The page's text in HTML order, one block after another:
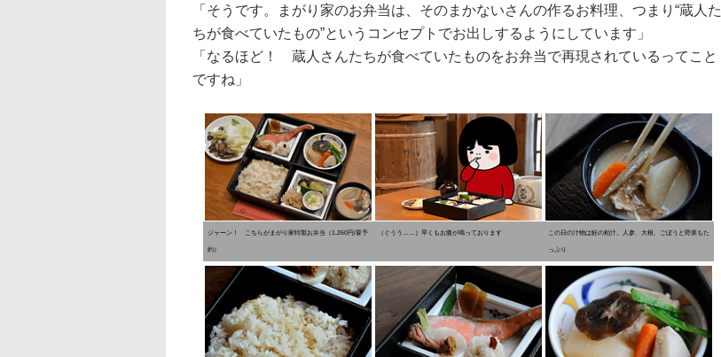
「そうです。まがり家のお弁当は、そのまかないさんの作るお料理、つまり“蔵人た
ちが食べていたもの”というコンセプトでお出しするようにしています」
「なるほど！ 蔵人さんたちが食べていたものをお弁当で再現されているってこと
ですね」
ジャーン！ こちらがまがり家特製お弁当（1,260円/要予
約）
（ぐうう……）早くもお腹が鳴っております この日の汁物は鮭の粕汁。人参、大根、ごぼうと野菜もた
っぷり